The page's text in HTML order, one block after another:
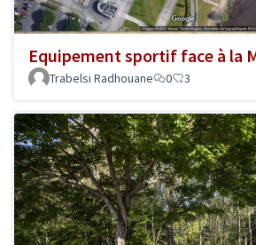
Equipement sportif face à la
Trabelsi Radhouane
0 3